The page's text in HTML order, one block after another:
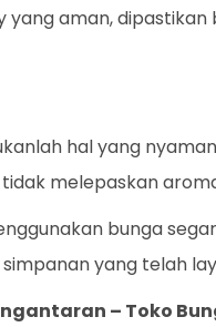
aman,
hal yang
melepaskan
bunga
yang telah
– Toko